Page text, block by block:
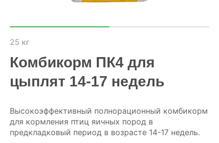
25 кг
Комбикорм ПК4 для
цыплят 14-17 недель
Высокоэффективный полнорационный комбикорм
для кормления птиц яичных пород в
предкладковый период в возрасте 14-17 недель.
ПРАЙС
ГДЕ КУПИТЬ
КОНТАКТЫ
8 (804) 700-18-14